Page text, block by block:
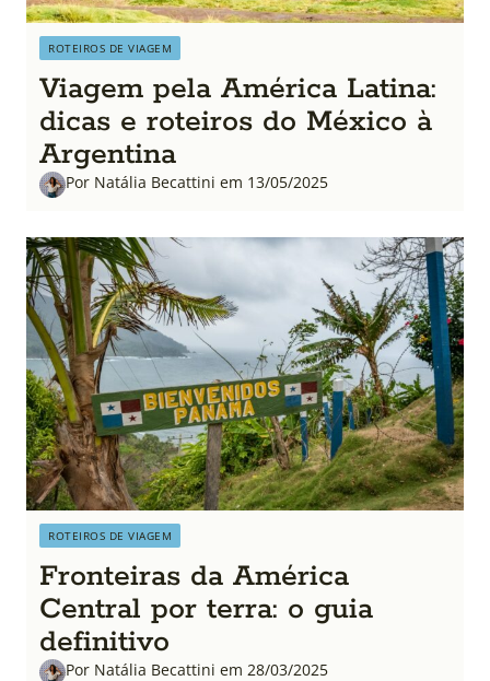
ROTEIROS DE VIAGEM
Viagem pela América Latina:
dicas e roteiros do México à
Argentina
Por Natália Becattini em 13/05/2025
ROTEIROS DE VIAGEM
Fronteiras da América
Central por terra: o guia
definitivo
Por Natália Becattini em 28/03/2025